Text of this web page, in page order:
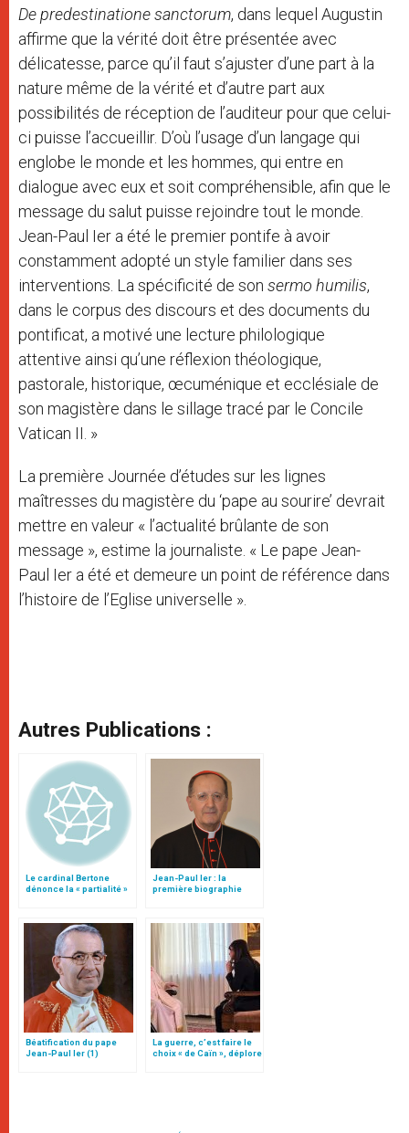
De predestinatione sanctorum, dans lequel Augustin
affirme que la vérité doit être présentée avec
délicatesse, parce qu’il faut s’ajuster d’une part à la
nature même de la vérité et d’autre part aux
possibilités de réception de l’auditeur pour que celui-
ci puisse l’accueillir. D’où l’usage d’un langage qui
englobe le monde et les hommes, qui entre en
dialogue avec eux et soit compréhensible, afin que le
message du salut puisse rejoindre tout le monde.
Jean-Paul Ier a été le premier pontife à avoir
constamment adopté un style familier dans ses
interventions. La spécificité de son sermo humilis,
dans le corpus des discours et des documents du
pontificat, a motivé une lecture philologique
attentive ainsi qu’une réflexion théologique,
pastorale, historique, œcuménique et ecclésiale de
son magistère dans le sillage tracé par le Concile
Vatican II. »
La première Journée d’études sur les lignes
maîtresses du magistère du ‘pape au sourire’ devrait
mettre en valeur « l’actualité brûlante de son
message », estime la journaliste. « Le pape Jean-
Paul Ier a été et demeure un point de référence dans
l’histoire de l’Eglise universelle ».
Autres Publications :
Le cardinal Bertone
dénonce la « partialité »
Jean-Paul Ier : la
première biographie
Béatification du pape
Jean-Paul Ier (1)
La guerre, c’est faire le
choix « de Caïn », déplore